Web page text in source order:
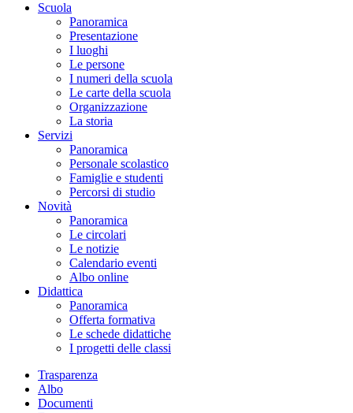
Scuola
Panoramica
Presentazione
I luoghi
Le persone
I numeri della scuola
Le carte della scuola
Organizzazione
La storia
Servizi
Panoramica
Personale scolastico
Famiglie e studenti
Percorsi di studio
Novità
Panoramica
Le circolari
Le notizie
Calendario eventi
Albo online
Didattica
Panoramica
Offerta formativa
Le schede didattiche
I progetti delle classi
Trasparenza
Albo
Documenti